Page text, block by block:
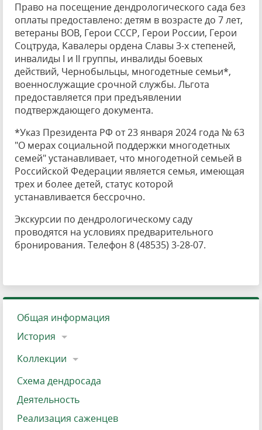
Право на посещение дендрологического сада без
оплаты предоставлено: детям в возрасте до 7 лет,
ветераны ВОВ, Герои СССР, Герои России, Герои
Соцтруда, Кавалеры ордена Славы 3-х степеней,
инвалиды I и II группы, инвалиды боевых
действий, Чернобыльцы, многодетные семьи*,
военнослужащие срочной службы. Льгота
предоставляется при предъявлении
подтверждающего документа.
*Указ Президента РФ от 23 января 2024 года № 63
"О мерах социальной поддержки многодетных
семей" устанавливает, что многодетной семьей в
Российской Федерации является семья, имеющая
трех и более детей, статус которой
устанавливается бессрочно.
Экскурсии по дендрологическому саду
проводятся на условиях предварительного
бронирования. Телефон 8 (48535) 3-28-07.
Общая информация
История
Коллекции
Схема дендросада
Деятельность
Реализация саженцев